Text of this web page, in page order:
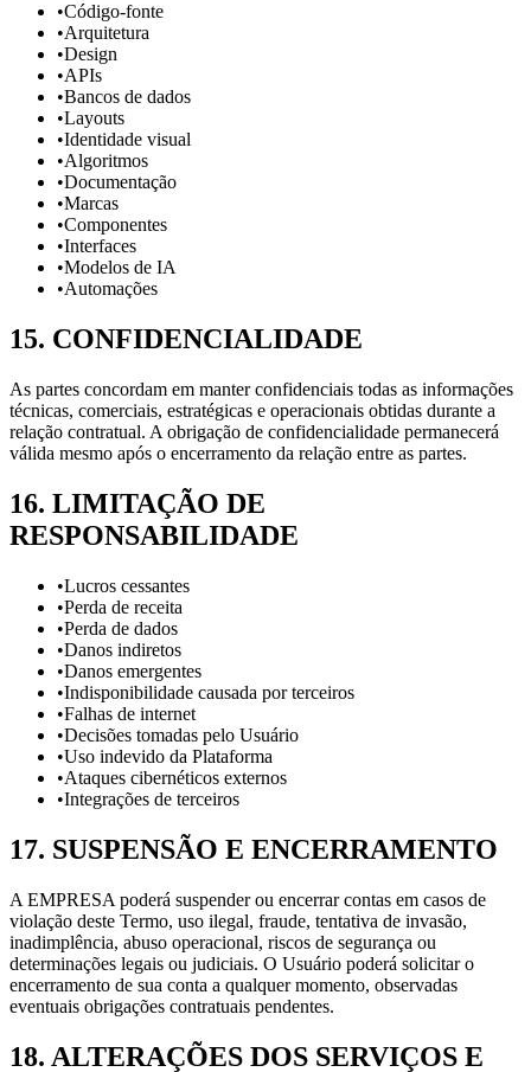
•Código-fonte
•Arquitetura
•Design
•APIs
•Bancos de dados
•Layouts
•Identidade visual
•Algoritmos
•Documentação
•Marcas
•Componentes
•Interfaces
•Modelos de IA
•Automações
15. CONFIDENCIALIDADE
As partes concordam em manter confidenciais todas as informações
técnicas, comerciais, estratégicas e operacionais obtidas durante a
relação contratual. A obrigação de confidencialidade permanecerá
válida mesmo após o encerramento da relação entre as partes.
16. LIMITAÇÃO DE
RESPONSABILIDADE
•Lucros cessantes
•Perda de receita
•Perda de dados
•Danos indiretos
•Danos emergentes
•Indisponibilidade causada por terceiros
•Falhas de internet
•Decisões tomadas pelo Usuário
•Uso indevido da Plataforma
•Ataques cibernéticos externos
•Integrações de terceiros
17. SUSPENSÃO E ENCERRAMENTO
A EMPRESA poderá suspender ou encerrar contas em casos de
violação deste Termo, uso ilegal, fraude, tentativa de invasão,
inadimplência, abuso operacional, riscos de segurança ou
determinações legais ou judiciais. O Usuário poderá solicitar o
encerramento de sua conta a qualquer momento, observadas
eventuais obrigações contratuais pendentes.
18. ALTERAÇÕES DOS SERVIÇOS E